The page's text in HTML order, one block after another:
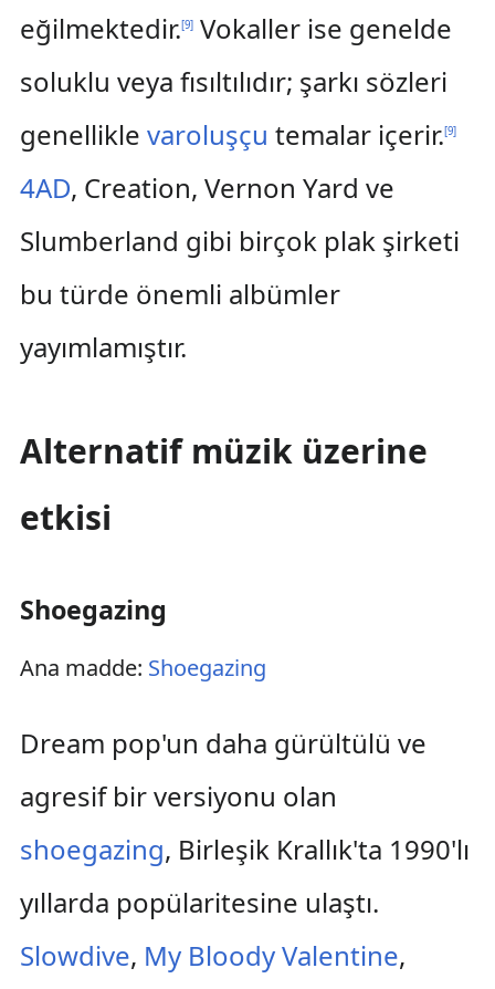
eğilmektedir.[9]Vokaller ise genelde
soluklu veya fısıltılıdır; şarkı sözleri
genellikle varoluşçu temalar içerir.[9]
4AD, Creation, Vernon Yard ve
Slumberland gibi birçok plak şirketi
bu türde önemli albümler
yayımlamıştır.
Alternatif müzik üzerine
etkisi
Shoegazing
Ana madde: Shoegazing
Dream pop'un daha gürültülü ve
agresif bir versiyonu olan
shoegazing, Birleşik Krallık'ta 1990'lı
yıllarda popülaritesine ulaştı.
Slowdive, My Bloody Valentine,